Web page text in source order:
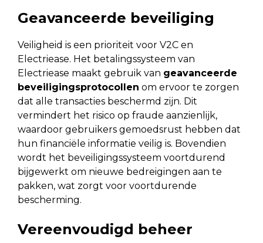
Geavanceerde beveiliging
Veiligheid is een prioriteit voor V2C en
Electriease. Het betalingssysteem van
Electriease maakt gebruik van geavanceerde
beveiligingsprotocollen om ervoor te zorgen
dat alle transacties beschermd zijn. Dit
vermindert het risico op fraude aanzienlijk,
waardoor gebruikers gemoedsrust hebben dat
hun financiële informatie veilig is. Bovendien
wordt het beveiligingssysteem voortdurend
bijgewerkt om nieuwe bedreigingen aan te
pakken, wat zorgt voor voortdurende
bescherming.
Vereenvoudigd beheer